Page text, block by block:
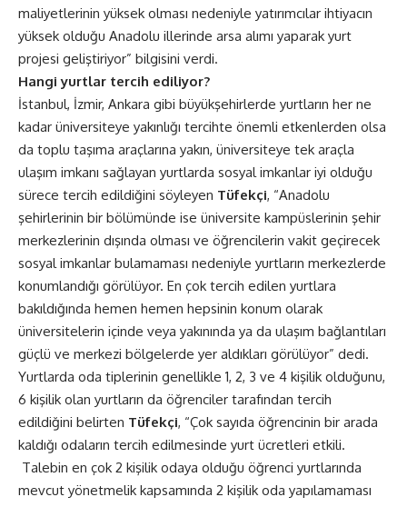
maliyetlerinin yüksek olması nedeniyle yatırımcılar ihtiyacın
yüksek olduğu Anadolu illerinde arsa alımı yaparak yurt
projesi geliştiriyor” bilgisini verdi.
Hangi yurtlar tercih ediliyor?
İstanbul, İzmir, Ankara gibi büyükşehirlerde yurtların her ne
kadar üniversiteye yakınlığı tercihte önemli etkenlerden olsa
da toplu taşıma araçlarına yakın, üniversiteye tek araçla
ulaşım imkanı sağlayan yurtlarda sosyal imkanlar iyi olduğu
sürece tercih edildiğini söyleyen Tüfekçi, “Anadolu
şehirlerinin bir bölümünde ise üniversite kampüslerinin şehir
merkezlerinin dışında olması ve öğrencilerin vakit geçirecek
sosyal imkanlar bulamaması nedeniyle yurtların merkezlerde
konumlandığı görülüyor. En çok tercih edilen yurtlara
bakıldığında hemen hemen hepsinin konum olarak
üniversitelerin içinde veya yakınında ya da ulaşım bağlantıları
güçlü ve merkezi bölgelerde yer aldıkları görülüyor” dedi.
Yurtlarda oda tiplerinin genellikle 1, 2, 3 ve 4 kişilik olduğunu,
6 kişilik olan yurtların da öğrenciler tarafından tercih
edildiğini belirten Tüfekçi, “Çok sayıda öğrencinin bir arada
kaldığı odaların tercih edilmesinde yurt ücretleri etkili.
Talebin en çok 2 kişilik odaya olduğu öğrenci yurtlarında
mevcut yönetmelik kapsamında 2 kişilik oda yapılamaması